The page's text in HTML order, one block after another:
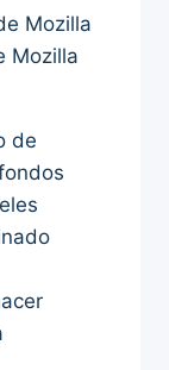
Mozilla
Mozilla
de